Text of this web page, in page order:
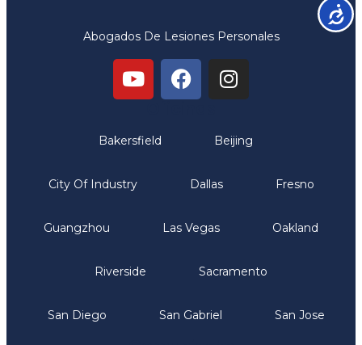
Abogados De Lesiones Personales
Bakersfield Beijing
City Of Industry Dallas Fresno
Guangzhou Las Vegas Oakland
Riverside Sacramento
San Diego San Gabriel San Jose